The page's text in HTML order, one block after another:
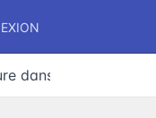
dans le Gard